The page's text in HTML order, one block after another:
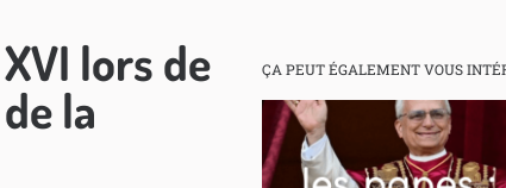
lors de
la
ÇA PEUT ÉGALEMENT VOUS